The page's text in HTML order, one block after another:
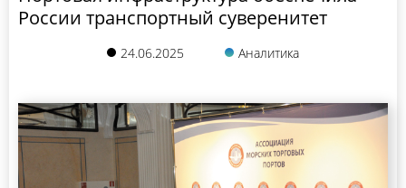
России транспортный суверенитет
24.06.2025 Аналитика